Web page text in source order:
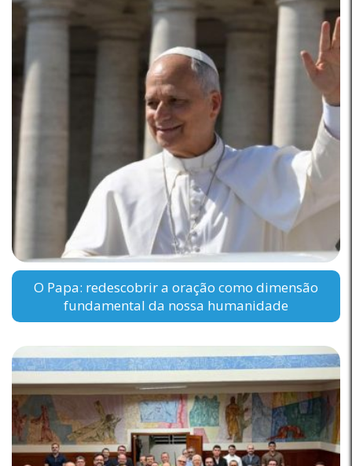
O Papa: redescobrir a oração como dimensão
fundamental da nossa humanidade